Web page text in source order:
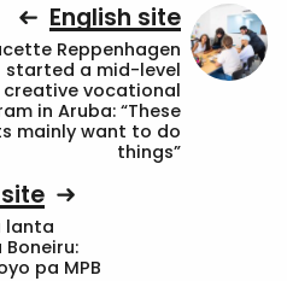
English site
Reppenhagen
started a mid-level
creative vocational
in Aruba: “These
mainly want to do
things”
lanta
pa MPB